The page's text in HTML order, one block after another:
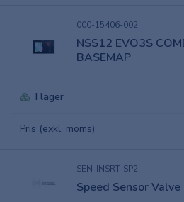
000-15406-002
NSS12 EVO3S
BASEMAP
I lager
Pris (exkl. moms)
SEN-INSRT-SP2
Speed Sensor